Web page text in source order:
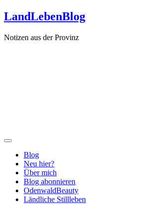
Zum
Inhalt
LandLebenBlog
Notizen aus der Provinz
Blog
Neu hier?
Über mich
Blog abonnieren
OdenwaldBeauty
Ländliche Stillleben